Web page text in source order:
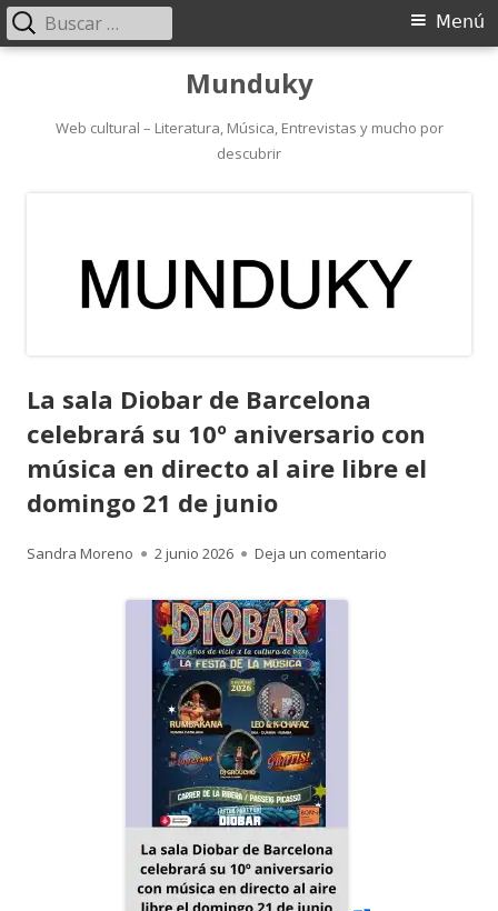
contenido
Munduky
Web cultural – Literatura, Música, Entrevistas y mucho por
descubrir
Menú
Menú
Buscar:
La sala Diobar de Barcelona
celebrará su 10º aniversario con
música en directo al aire libre el
domingo 21 de junio
Autor
Sandra Moreno
Publicado
2 junio 2026 Deja un comentario